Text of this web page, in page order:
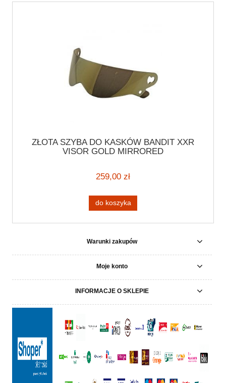
ZŁOTA SZYBA DO KASKÓW BANDIT XXR
VISOR GOLD MIRRORED
259,00 zł
do koszyka
Warunki zakupów
Moje konto
INFORMACJE O SKLEPIE